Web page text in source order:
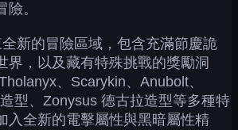
。
全新的冒險區域，包含充滿節慶詭
界，以及藏有特殊挑戰的獎勵洞
、Scarykin、Anubolt、
型、Zonysus 德古拉造型等多種特
入全新的電擊屬性與黑暗屬性精